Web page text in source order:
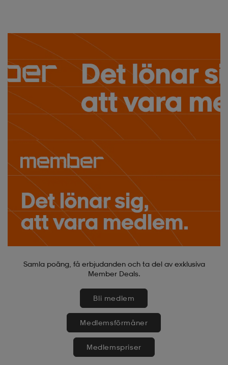
Samla poäng, få erbjudanden och ta del av exklusiva
Member Deals.
Bli medlem
Medlemsförmåner
Medlemspriser